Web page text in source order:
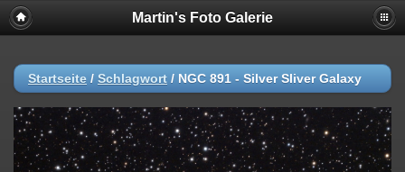
Martin's Foto Galerie
Startseite / Schlagwort / NGC 891 - Silver Sliver Galaxy